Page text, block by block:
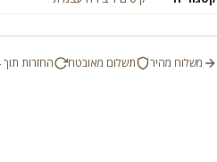
משלוח מהיר תשלום מאובטח החזרות תוך 14 יום